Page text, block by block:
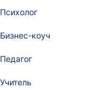
Психолог
Бизнес-коуч
Педагог
Учитель